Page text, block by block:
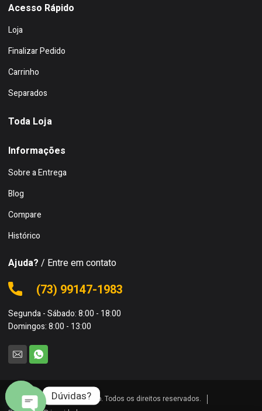
Acesso Rápido
Loja
Finalizar Pedido
Carrinho
Separados
Toda Loja
Informações
Sobre a Entrega
Blog
Compare
Histórico
Ajuda? / Entre em contato
(73) 99147-1983
Segunda - Sábado: 8:00 - 18:00
Domingos: 8:00 - 13:00
© 2024 Skina da Construção. Todos os direitos reservados.
Dúvidas?